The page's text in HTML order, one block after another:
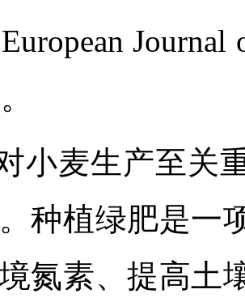
小麦生产至关
种植绿肥是一
氮素、提高土